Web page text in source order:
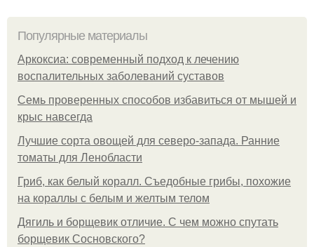
Популярные материалы
Аркоксиа: современный подход к лечению
воспалительных заболеваний суставов
Семь проверенных способов избавиться от мышей и
крыс навсегда
Лучшие сорта овощей для северо-запада. Ранние
томаты для Ленобласти
Гриб, как белый коралл. Съедобные грибы, похожие
на кораллы с белым и желтым телом
Дягиль и борщевик отличие. С чем можно спутать
борщевик Сосновского?